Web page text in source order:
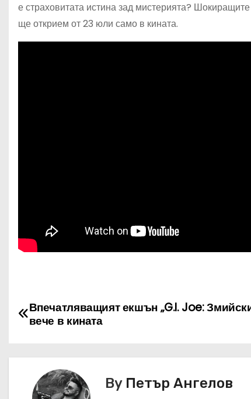
е страховитата истина зад мистерията?
ще открием от 23 юли само в кината.
Н
в
Впечатляващият екшън „G.I. Joe:
вече в кината
By Петър Ангелов